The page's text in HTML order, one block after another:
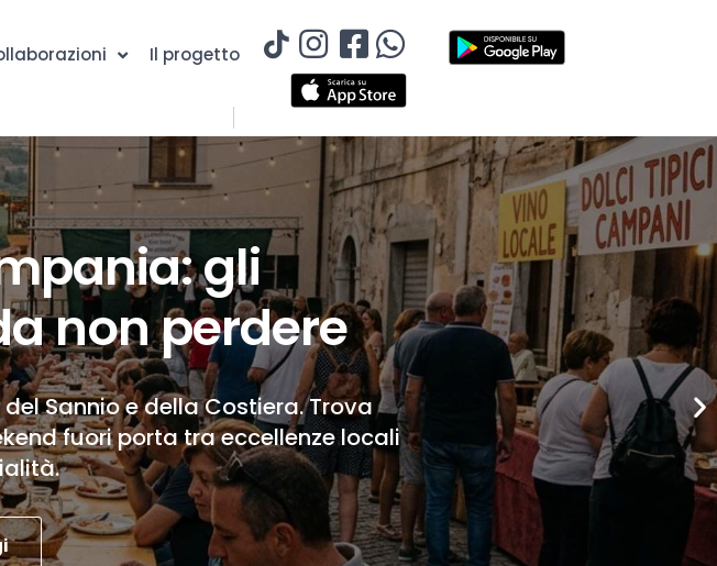
Il progetto
gli
non perdere
Sannio e della Costiera. Trova
fuori porta tra eccellenze locali